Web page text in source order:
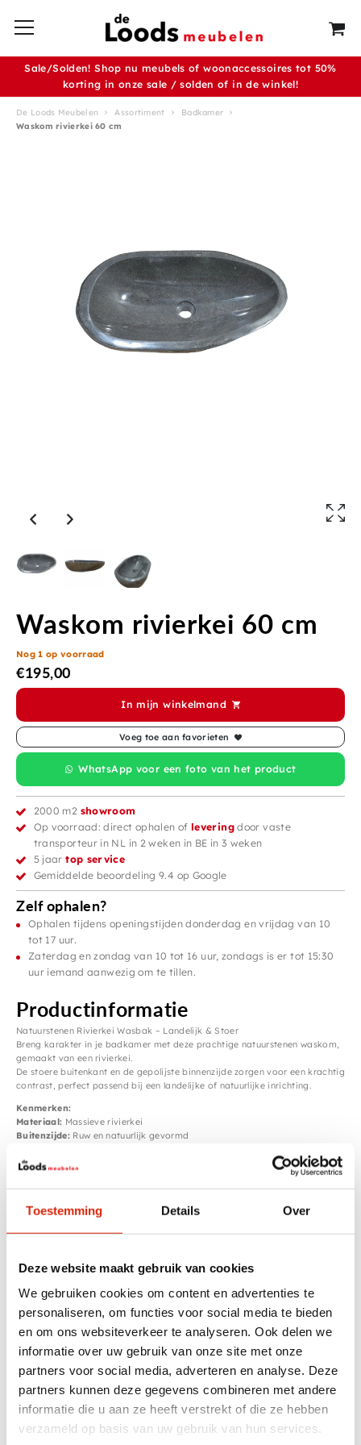
Toestemming Details Over
Deze website maakt gebruik van cookies
We gebruiken cookies om content en advertenties te
personaliseren, om functies voor social media te bieden
en om ons websiteverkeer te analyseren. Ook delen we
informatie over uw gebruik van onze site met onze
partners voor social media, adverteren en analyse. Deze
partners kunnen deze gegevens combineren met andere
informatie die u aan ze heeft verstrekt of die ze hebben
verzameld op basis van uw gebruik van hun services.
Sale/Solden! Shop nu meubels of woonaccessoires tot 50%
korting in onze sale / solden of in de winkel!
De Loods Meubelen Assortiment
Badkamer
Waskom rivierkei 60 cm
Waskom rivierkei 60 cm
Nog 1 op voorraad
€195,00
In mijn winkelmand
Voeg toe aan favorieten
WhatsApp voor een foto van het product
2000 m2 showroom
Op voorraad: direct ophalen ofleveringdoor vaste
transporteur in NL in 2 weken in BE in 3 weken
5 jaartop service
Gemiddelde beoordeling 9.4 op Google
Zelf ophalen?
Ophalen tijdens openingstijden donderdag en vrijdag van 10
tot 17 uur.
Zaterdag en zondag van 10 tot 16 uur, zondags is er tot 15:30
uur iemand aanwezig om te tillen.
Productinformatie
Natuurstenen Rivierkei Wasbak – Landelijk & Stoer
Breng karakter in je badkamer met deze prachtige natuurstenen waskom,
gemaakt van een rivierkei.
De stoere buitenkant en de gepolijste binnenzijde zorgen voor een krachtig
contrast, perfect passend bij een landelijke of natuurlijke inrichting.
Kenmerken:
Materiaal: Massieve rivierkei
Buitenzijde:Ruw en natuurlijk gevormd
Stijl:Landelijk, robuust, natuurlijk
Wil je zien welke modellen we op voorraad hebben? Stuur ons een berichtje
Let op! Deze wasbak versturen we niet met de post,
Als u hem besteld word de wasbak met een transportteur verzonden.
We adviseren om de wasbak op te komen halen.
Specificaties
Kleur
Breedte 51 – 100 cm